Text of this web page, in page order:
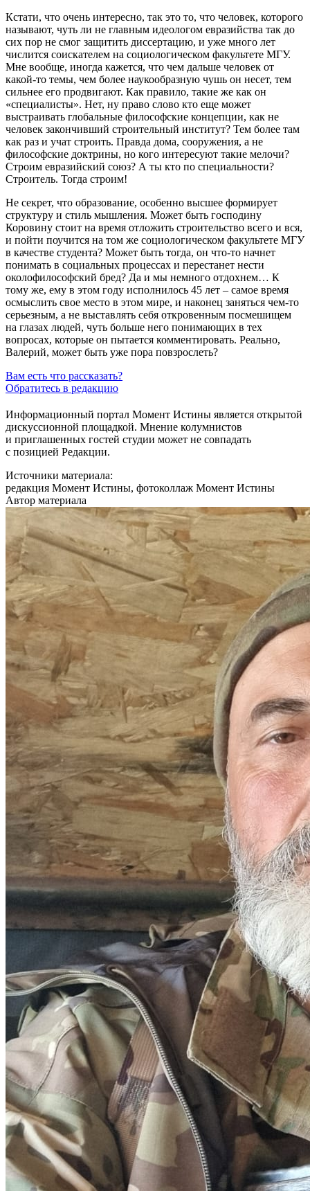
Кстати, что очень интересно, так это то, что человек, которого
называют, чуть ли не главным идеологом евразийства так до
сих пор не смог защитить диссертацию, и уже много лет
числится соискателем на социологическом факультете МГУ.
Мне вообще, иногда кажется, что чем дальше человек от
какой-то темы, чем более наукообразную чушь он несет, тем
сильнее его продвигают. Как правило, такие же как он
«специалисты». Нет, ну право слово кто еще может
выстраивать глобальные философские концепции, как не
человек закончивший строительный институт? Тем более там
как раз и учат строить. Правда дома, сооружения, а не
философские доктрины, но кого интересуют такие мелочи?
Строим евразийский союз? А ты кто по специальности?
Строитель. Тогда строим!
Не секрет, что образование, особенно высшее формирует
структуру и стиль мышления. Может быть господину
Коровину стоит на время отложить строительство всего и вся,
и пойти поучится на том же социологическом факультете МГУ
в качестве студента? Может быть тогда, он что-то начнет
понимать в социальных процессах и перестанет нести
околофилософский бред? Да и мы немного отдохнем… К
тому же, ему в этом году исполнилось 45 лет – самое время
осмыслить свое место в этом мире, и наконец заняться чем-то
серьезным, а не выставлять себя откровенным посмешищем
на глазах людей, чуть больше него понимающих в тех
вопросах, которые он пытается комментировать. Реально,
Валерий, может быть уже пора повзрослеть?
Вам есть что рассказать?
Обратитесь в редакцию
Информационный портал Момент Истины является открытой
дискуссионной площадкой. Мнение колумнистов
и приглашенных гостей студии может не совпадать
с позицией Редакции.
Источники материала:
редакция Момент Истины, фотоколлаж Момент Истины
Автор материала